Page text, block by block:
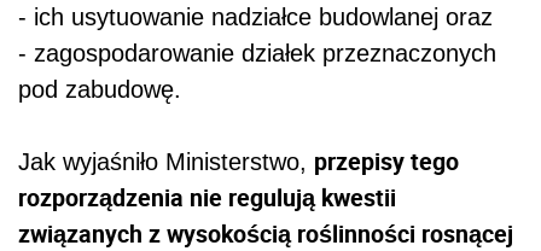
- ich usytuowanie nadziałce budowlanej oraz
- zagospodarowanie działek przeznaczonych
pod zabudowę.
Jak wyjaśniło Ministerstwo, przepisy tego
rozporządzenia nie regulują kwestii
związanych z wysokością roślinności rosnącej